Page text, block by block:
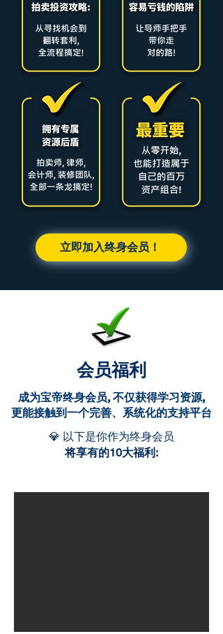
立即加入终身会员！
会员福利
成为宝帝终身会员, 不仅获得学习资源,
更能接触到一个完善、系统化的支持平台
💎 以下是你作为终身会员
将享有的10大福利: